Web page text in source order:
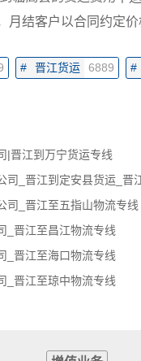
月结客户以合同约定价
# 晋江货运 6889 #
|晋江到万宁货运专线
司_晋江至五指山物流专线
_晋江至昌江物流专线
_晋江至海口物流专线
_晋江至琼中物流专线